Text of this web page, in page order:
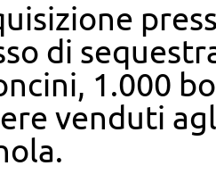
di
1.000
venduti